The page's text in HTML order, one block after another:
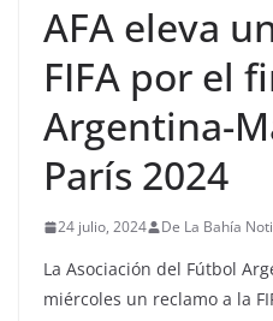
AFA eleva
FIFA por el
Argentina-
París 2024
24 julio, 2024 De La Bahía
La Asociación del Fútbol
miércoles un reclamo a la